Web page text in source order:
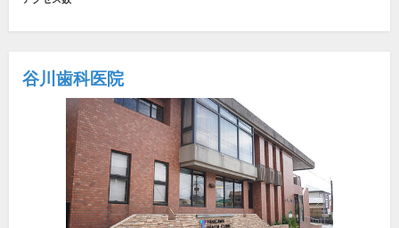
谷川歯科医院